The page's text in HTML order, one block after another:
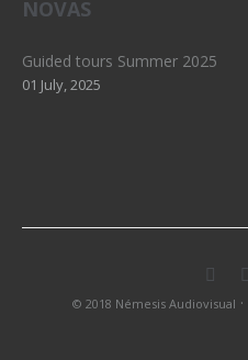
NOVAS
Guided tours Summer 2025
01 July, 2025
© 2018 Némesis Audiovisual ·